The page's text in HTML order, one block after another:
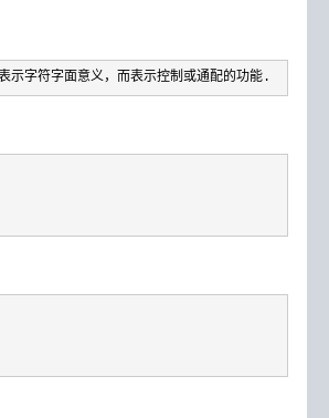
字符字面意义，而表示控制或通配的功能.